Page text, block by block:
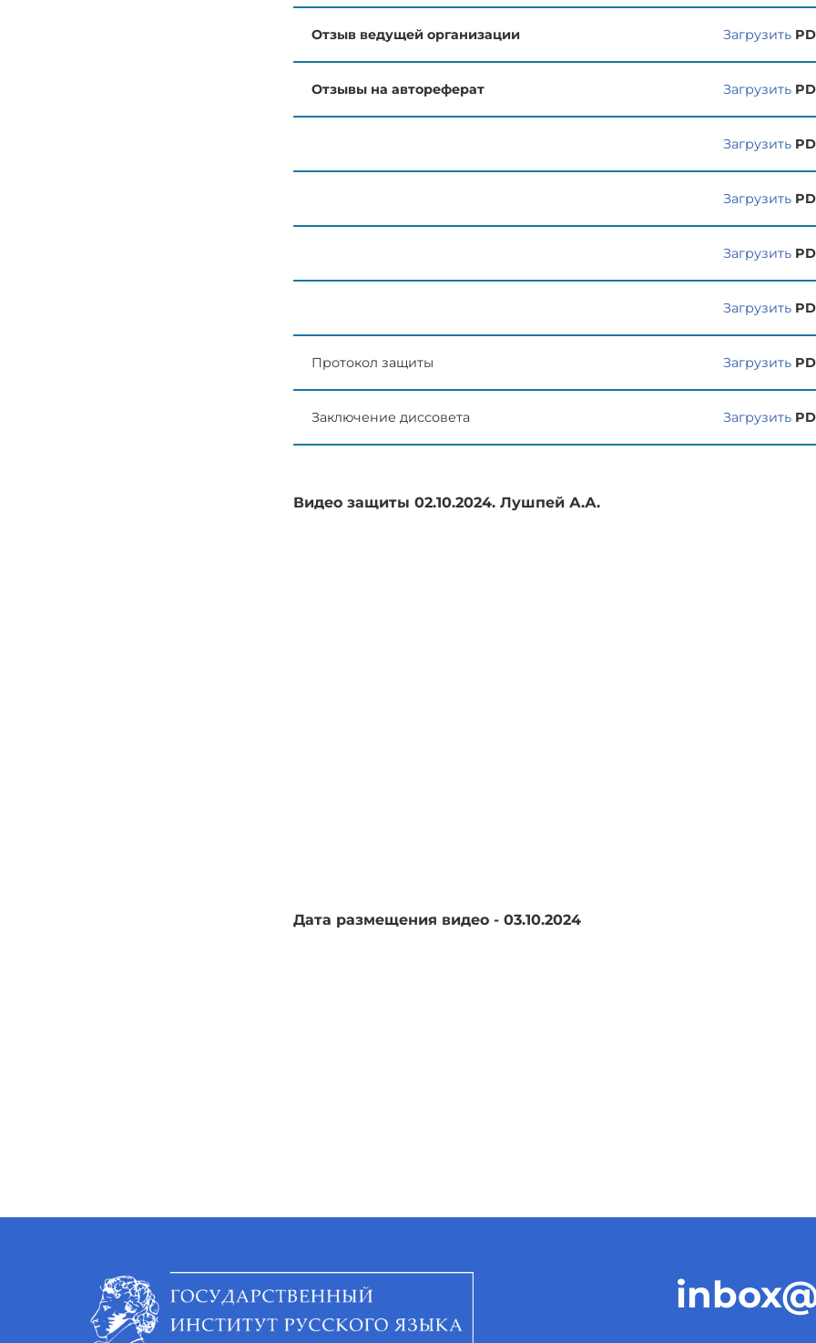
Отзыв ведущей организации Загрузить
Отзывы на автореферат Загрузить
Загрузить
Загрузить
Загрузить
Загрузить
Протокол защиты Загрузить
Заключение диссовета Загрузить
Видео защиты 02.10.2024. Лушпей А.А.
Дата размещения видео - 03.10.2024